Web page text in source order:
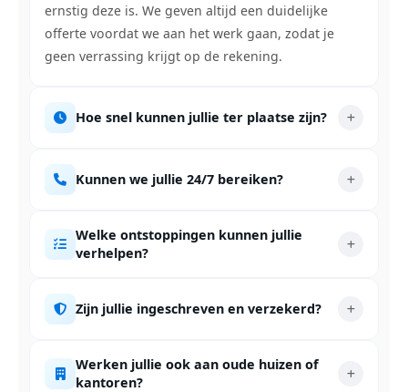
ernstig deze is. We geven altijd een duidelijke
offerte voordat we aan het werk gaan, zodat je
geen verrassing krijgt op de rekening.
Hoe snel kunnen jullie ter plaatse zijn?
Kunnen we jullie 24/7 bereiken?
Welke ontstoppingen kunnen jullie
verhelpen?
Zijn jullie ingeschreven en verzekerd?
Werken jullie ook aan oude huizen of
kantoren?